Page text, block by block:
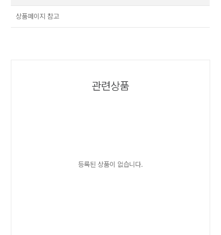
상품페이지 참고
관련상품
등록된 상품이 없습니다.